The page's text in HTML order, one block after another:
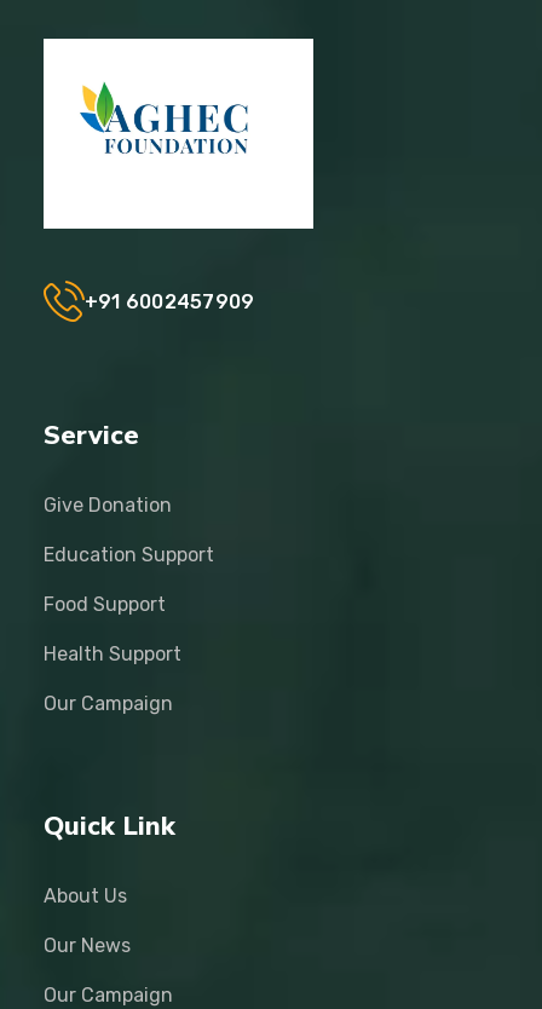
+91 6002457909
Service
Give Donation
Education Support
Food Support
Health Support
Our Campaign
Quick Link
About Us
Our News
Our Campaign